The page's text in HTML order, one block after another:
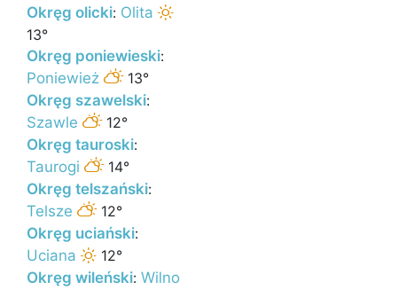
Okręg olicki: Olita
13°
Okręg poniewieski:
Poniewież
13°
Okręg szawelski:
Szawle
12°
Okręg tauroski:
Taurogi
14°
Okręg telszański:
Telsze
12°
Okręg uciański:
Uciana
12°
Okręg wileński: Wilno